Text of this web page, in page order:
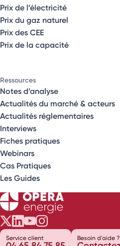
Prix de l’électricité
Prix du gaz naturel
Prix des CEE
Prix de la capacité
Ressources
Notes d’analyse
Actualités du marché & acteurs
Actualités réglementaires
Interviews
Fiches pratiques
Webinars
Cas Pratiques
Les Guides
Opéra Énergie sur
Opéra Énergie sur
Opéra Énergie
Opéra
Service client Besoin d'aide ?